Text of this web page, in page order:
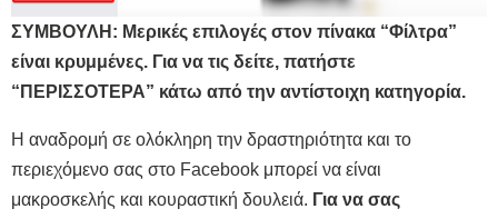
ΣΥΜΒΟΥΛΗ: Μερικές επιλογές στον πίνακα “Φίλτρα”
είναι κρυμμένες. Για να τις δείτε, πατήστε
“ΠΕΡΙΣΣΟΤΕΡΑ” κάτω από την αντίστοιχη κατηγορία.
Η αναδρομή σε ολόκληρη την δραστηριότητα και το
περιεχόμενο σας στο Facebook μπορεί να είναι
μακροσκελής και κουραστική δουλειά. Για να σας